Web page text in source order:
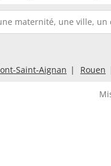
Saint-Aignan Rouen